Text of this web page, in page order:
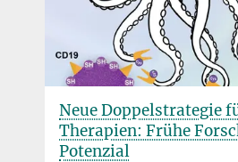
Neue Doppelstrategie
Therapien: Frühe
Potenzial